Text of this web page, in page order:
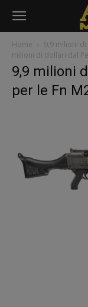
Home 9,9 milioni
milioni di dollari dal
9,9 milioni
per le Fn